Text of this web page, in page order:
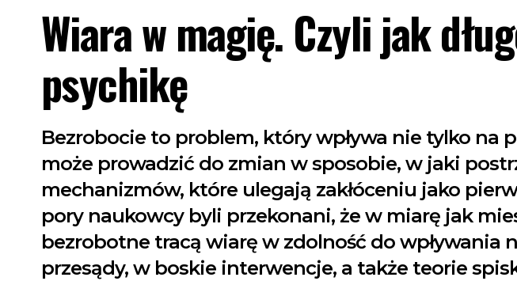
Wiara w magię. Czyli jak
psychikę
Bezrobocie to problem, który wpływa nie tylko na
może prowadzić do zmian w sposobie, w jaki
mechanizmów, które ulegają zakłóceniu jako
pory naukowcy byli przekonani, że w miarę jak
bezrobotne tracą wiarę w zdolność do wpływania
przesądy, w boskie interwencje, a także teorie